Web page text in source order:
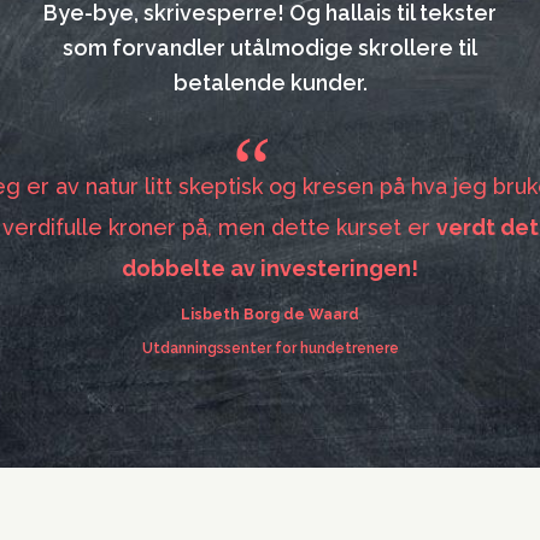
Bye-bye, skrivesperre! Og hallais til tekster
som forvandler utålmodige skrollere til
betalende kunder.
“
er av natur litt skeptisk og kresen på hva jeg
verdifulle kroner på, men dette kurset er verdt det
dobbelte av investeringen!
Lisbeth Borg de Waard
Utdanningssenter for hundetrenere